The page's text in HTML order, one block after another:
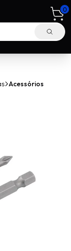
0
Acessórios